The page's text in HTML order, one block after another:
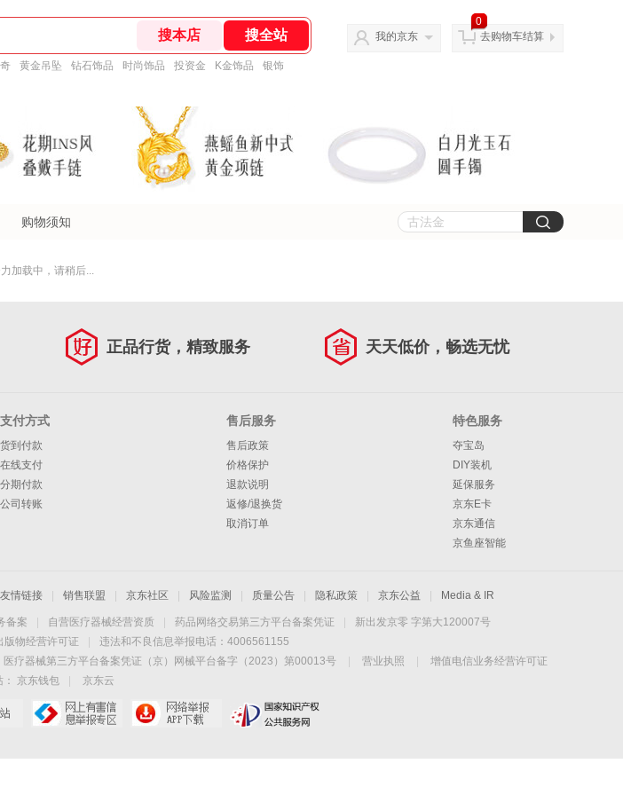
黄金吊坠 钻石饰品 时尚饰品 投资金 K金饰品 银饰
我的京东
0
去购物车结算
购物须知
加载中，请稍后...
正品行货，精致服务 天天低价，畅选无忧
支付方式
货到付款
在线支付
分期付款
公司转账
售后服务
售后政策
价格保护
退款说明
返修/退换货
取消订单
特色服务
夺宝岛
DIY装机
延保服务
京东E卡
京东通信
京鱼座智能
友情链接 销售联盟 京东社区 风险监测 质量公告 隐私政策 京东公益 Media & IR
备案 自营医疗器械经营资质 药品网络交易第三方平台备案凭证
新出发京零 字第大120007号
版物经营许可证
违法和不良信息举报电话：4006561155
医疗器械第三方平台备案凭证（京）网械平台备字（2023）第00013号 营业执照
增值电信业务经营许可证
京东钱包 京东云